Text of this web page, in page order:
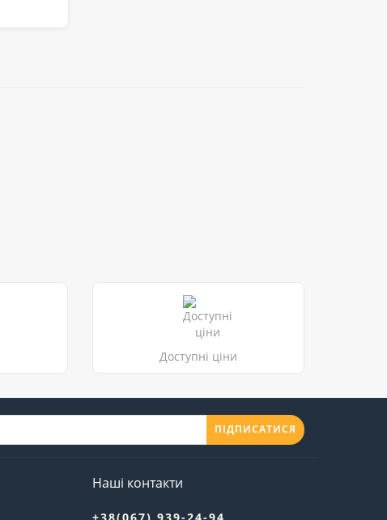
Доступні ціни
ПІДПИСАТИСЯ
Наші контакти